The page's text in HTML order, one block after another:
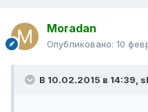
Moradan
Опубликовано: 10
В 10.02.2015 в 14:39,